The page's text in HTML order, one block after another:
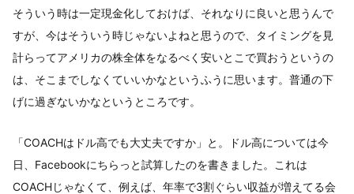
そういう時は一定現金化しておけば、それなりに良いと思うんで
すが、今はそういう時じゃないよねと思うので、タイミングを見
計らってアメリカの株全体をなるべく安いとこで買おうというの
は、そこまでしなくていいかなというふうに思います。普通の下
げに過ぎないかなというところです。
「COACHはドル高でも大丈夫ですか」と。ドル高については今
日、Facebookにちらっと試算したのを書きました。これは
COACHじゃなくて、例えば、年率で3割ぐらい収益が増えてる会